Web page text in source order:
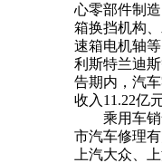
心零部件制
箱换挡机构
速箱电机轴
利斯特兰迪
告期内，汽
收入11.22亿元
乘用车销
市汽车修理
上汽大众、